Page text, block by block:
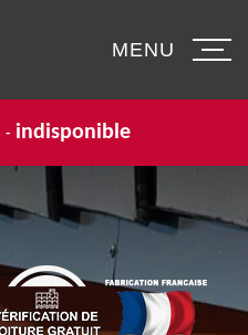
- indisponible
MENU